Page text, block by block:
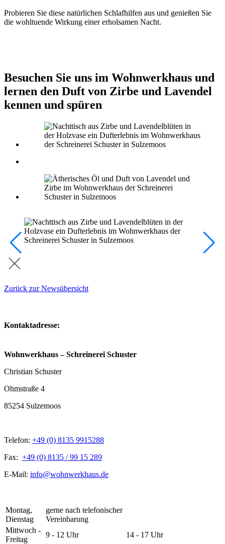
Probieren Sie diese natürlichen Schlafhilfen aus und genießen Sie
die wohltuende Wirkung einer erholsamen Nacht.
Besuchen Sie uns im Wohnwerkhaus und
lernen den Duft von Zirbe und Lavendel
kennen und spüren
Zurück zur Newsübersicht
Kontaktadresse:
Wohnwerkhaus – Schreinerei Schuster
Christian Schuster
Ohmstraße 4
85254 Sulzemoos
Telefon: +49 (0) 8135 9915288
Fax: +49 (0) 8135 / 99 15 289
E-Mail: info@wohnwerkhaus.de
Montag,
Dienstag
gerne nach telefonischer
Vereinbarung
Mittwoch -
Freitag
9 - 12 Uhr 14 - 17 Uhr